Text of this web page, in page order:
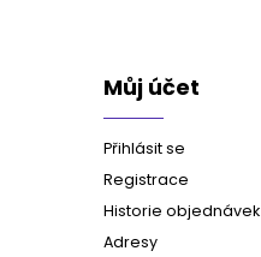
Můj účet
Přihlásit se
Registrace
Historie objednávek
Adresy